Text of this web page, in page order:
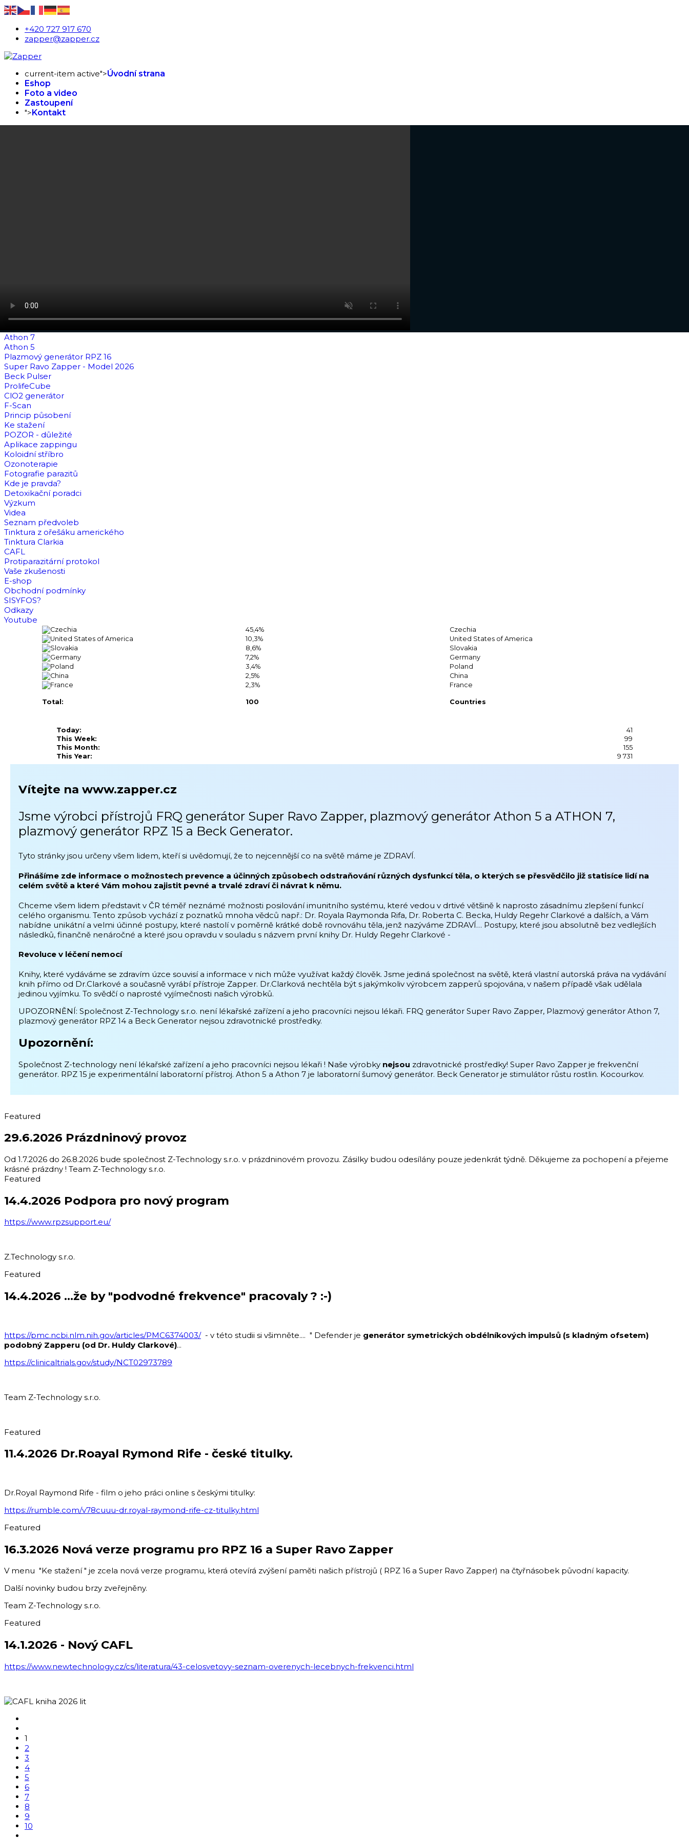
+420 727 917 670
zapper@zapper.cz
current-item active">Úvodní strana
Eshop
Foto a video
Zastoupení
">Kontakt
Athon 7
Athon 5
Plazmový generátor RPZ 16
Super Ravo Zapper - Model 2026
Beck Pulser
ProlifeCube
ClO2 generátor
F-Scan
Princip působení
Ke stažení
POZOR - důležité
Aplikace zappingu
Koloidní stříbro
Ozonoterapie
Fotografie parazitů
Kde je pravda?
Detoxikační poradci
Výzkum
Videa
Seznam předvoleb
Tinktura z ořešáku amerického
Tinktura Clarkia
CAFL
Protiparazitární protokol
Vaše zkušenosti
E-shop
Obchodní podmínky
SISYFOS?
Odkazy
Youtube
45,4%
Czechia
10,3%
United States of America
8,6%
Slovakia
7,2%
Germany
3,4%
Poland
2,5%
China
2,3%
France
Total: 100 Countries
Today:
41
This Week:
99
This Month:
155
This Year:
9 731
Vítejte na www.zapper.cz
Jsme výrobci přístrojů FRQ generátor Super Ravo Zapper, plazmový generátor Athon 5 a ATHON 7,
plazmový generátor RPZ 15 a Beck Generator.
Tyto stránky jsou určeny všem lidem, kteří si uvědomují, že to nejcennější co na světě máme je ZDRAVÍ.
Přinášíme zde informace o možnostech prevence a účinných způsobech odstraňování různých dysfunkcí těla, o kterých se přesvědčilo již statisíce lidí na
celém světě a které Vám mohou zajistit pevné a trvalé zdraví či návrat k němu.
Chceme všem lidem představit v ČR téměř neznámé možnosti posilování imunitního systému, které vedou v drtivé většině k naprosto zásadnímu zlepšení funkcí
celého organismu. Tento způsob vychází z poznatků mnoha vědců např.: Dr. Royala Raymonda Rifa, Dr. Roberta C. Becka, Huldy Regehr Clarkové a dalších, a Vám
nabídne unikátní a velmi účinné postupy, které nastolí v poměrně krátké době rovnováhu těla, jenž nazýváme ZDRAVÍ… Postupy, které jsou absolutně bez vedlejších
následků, finančně nenáročné a které jsou opravdu v souladu s názvem první knihy Dr. Huldy Regehr Clarkové -
Revoluce v léčení nemocí
Knihy, které vydáváme se zdravím úzce souvisí a informace v nich může využívat každý člověk. Jsme jediná společnost na světě, která vlastní autorská práva na vydávání
knih přímo od Dr.Clarkové a současně vyrábí přístroje Zapper. Dr.Clarková nechtěla být s jakýmkoliv výrobcem zapperů spojována, v našem případě však udělala
jedinou vyjímku. To svědčí o naprosté vyjímečnosti našich výrobků.
UPOZORNĚNÍ: Společnost Z-Technology s.r.o. není lékařské zařízení a jeho pracovníci nejsou lékaři. FRQ generátor Super Ravo Zapper, Plazmový generátor Athon 7,
plazmový generátor RPZ 14 a Beck Generator nejsou zdravotnické prostředky.
Upozornění:
Společnost Z-technology není lékařské zařízení a jeho pracovníci nejsou lékaři ! Naše výrobky nejsou zdravotnické prostředky! Super Ravo Zapper je frekvenční
generátor. RPZ 15 je experimentální laboratorní přístroj. Athon 5 a Athon 7 je laboratorní šumový generátor. Beck Generator je stimulátor růstu rostlin. Kocourkov.
Featured
29.6.2026 Prázdninový provoz
Od 1.7.2026 do 26.8.2026 bude společnost Z-Technology s.r.o. v prázdninovém provozu. Zásilky budou odesílány pouze jedenkrát týdně. Děkujeme za pochopení a přejeme
krásné prázdny ! Team Z-Technology s.r.o.
Featured
14.4.2026 Podpora pro nový program
https://www.rpzsupport.eu/
Z.Technology s.r.o.
Featured
14.4.2026 ...že by "podvodné frekvence" pracovaly ? :-)
https://pmc.ncbi.nlm.nih.gov/articles/PMC6374003/- v této studii si všimněte.... " Defender je generátor symetrických obdélníkových impulsů (s kladným ofsetem)
podobný Zapperu (od Dr. Huldy Clarkové)...
https://clinicaltrials.gov/study/NCT02973789
Team Z-Technology s.r.o.
Featured
11.4.2026 Dr.Roayal Rymond Rife - české titulky.
Dr.Royal Raymond Rife - film o jeho práci online s českými titulky:
https://rumble.com/v78cuuu-dr.royal-raymond-rife-cz-titulky.html
Featured
16.3.2026 Nová verze programu pro RPZ 16 a Super Ravo Zapper
V menu "Ke stažení " je zcela nová verze programu, která otevírá zvýšení paměti našich přístrojů ( RPZ 16 a Super Ravo Zapper) na čtyřnásobek původní kapacity.
Další novinky budou brzy zveřejněny.
Team Z-Technology s.r.o.
Featured
14.1.2026 - Nový CAFL
https://www.newtechnology.cz/cs/literatura/43-celosvetovy-seznam-overenych-lecebnych-frekvenci.html
1
2
3
4
5
6
7
8
9
10